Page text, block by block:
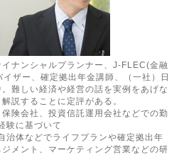
ナンシャルプランナー、J-FLEC(金融
ザー、確定拠出年金講師、（一社）日
難しい経済や経営の話を実例をあげな
説することに定評がある。
険会社、投資信託運用会社などでの勤
験に基づいて
治体などでライフプランや確定拠出年
メント、マーケティング営業などの研